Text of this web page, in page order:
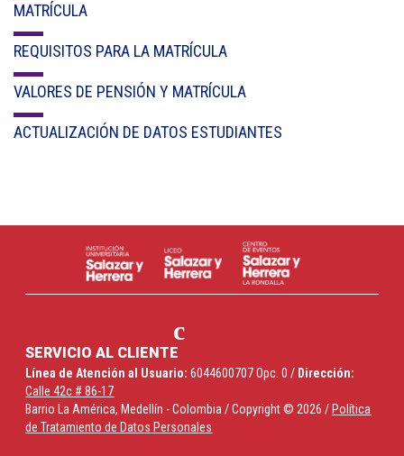
MATRÍCULA
REQUISITOS PARA LA MATRÍCULA
VALORES DE PENSIÓN Y MATRÍCULA
ACTUALIZACIÓN DE DATOS ESTUDIANTES
SERVICIO AL CLIENTE
Línea de Atención al Usuario: 6044600707 Opc. 0 / Dirección:
Calle 42c # 86-17
Barrio La América, Medellín - Colombia / Copyright © 2026 / Política
de Tratamiento de Datos Personales